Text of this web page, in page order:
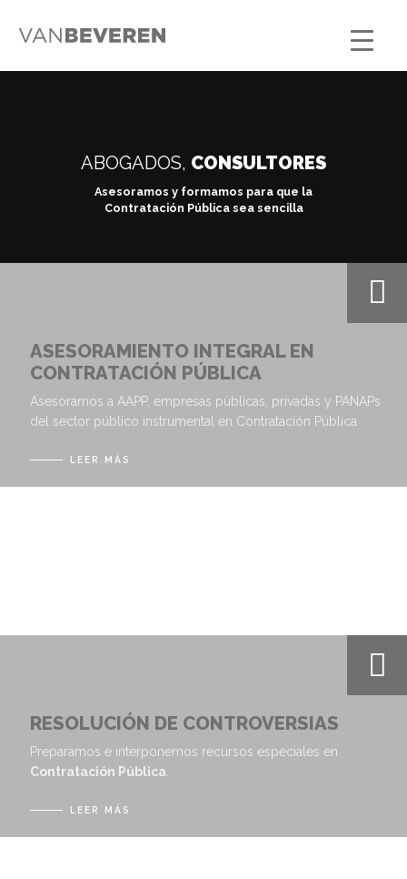
ABOGADOS, CONSULTORES
Asesoramos y formamos para que la
Contratación Pública sea sencilla
ASESORAMIENTO INTEGRAL EN
CONTRATACIÓN PÚBLICA
Asesoramos a AAPP, empresas públicas, privadas y PANAPs
del sector público instrumental en Contratación Pública
LEER MÁS
RESOLUCIÓN DE CONTROVERSIAS
Preparamos e interponemos recursos especiales en
Contratación Pública.
LEER MÁS